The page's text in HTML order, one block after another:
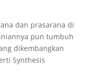
dan prasarana di
pun tumbuh
dikembangkan
Synthesis